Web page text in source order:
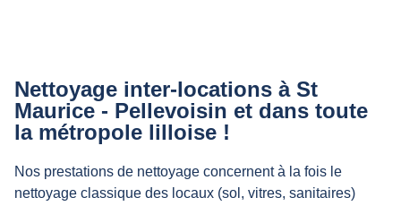
Nettoyage inter-locations à St
Maurice - Pellevoisin et dans toute
la métropole lilloise !
Nos prestations de nettoyage concernent à la fois le
nettoyage classique des locaux (sol, vitres, sanitaires)